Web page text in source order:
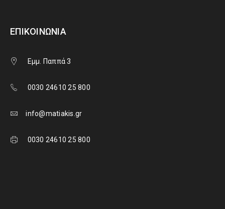
ΕΠΙΚΟΙΝΩΝΊΑ
Εμμ. Παππά 3
0030 24610 25 800
info@matiakis.gr
0030 24610 25 800